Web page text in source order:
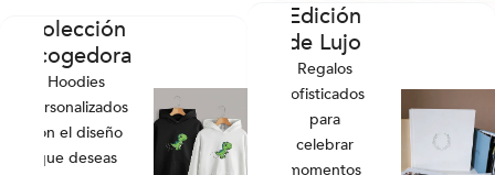
Colección
Acogedora
Hoodies
personalizados
con el diseño
que deseas
Edición
de Lujo
Regalos
sofisticados
para
celebrar
momentos